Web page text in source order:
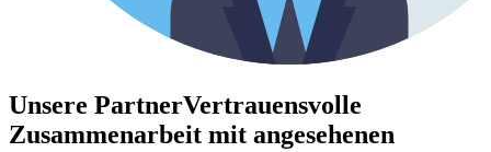
Unsere PartnerVertrauensvolle
Zusammenarbeit mit angesehenen